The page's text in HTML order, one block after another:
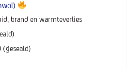
brand en warmteverlies
(geseald)